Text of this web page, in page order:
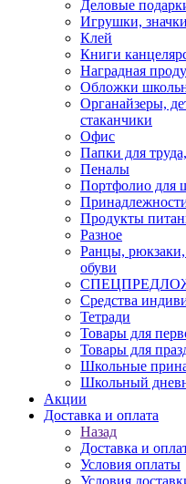
Деловые
Игрушки,
Клей
Книги
Наградная
Обложки
Органайзеры,
стаканчики
Офис
Папки для
Пеналы
Портфолио для
Продукты
Разное
Ранцы,
обуви
Средства
Тетради
Товары для
Товары для
Школьные
Школьный
Акции
Доставка и оплата
Назад
Доставка и
Условия оплаты
Условия